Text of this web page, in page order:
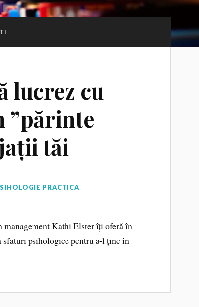
lucrez cu
”părinte
tăi
PRACTICA
management Kathi Elster îți oferă în
sfaturi psihologice pentru a-l ține în